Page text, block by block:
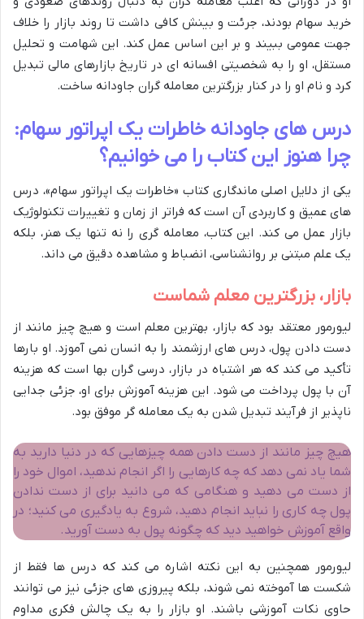
خرید سهام بودند، جرئت و بینش کافی داشت تا روند بازار را خلاف
جهت عمومی ببیند و بر این اساس عمل کند. این شهامت و تحلیل
مستقل، او را به شخصیتی افسانه ای در تاریخ بازارهای مالی تبدیل
کرد و نام او را در کنار بزرگترین معامله گران جاودانه ساخت.
درس های جاودانه خاطرات یک اپراتور سهام:
چرا هنوز این کتاب را می خوانیم؟
یکی از دلایل اصلی ماندگاری کتاب «خاطرات یک اپراتور سهام»، درس
های عمیق و کاربردی آن است که فراتر از زمان و تغییرات تکنولوژیک
بازار عمل می کند. این کتاب، معامله گری را نه تنها یک هنر، بلکه
یک علم مبتنی بر روانشناسی، انضباط و مشاهده دقیق می داند.
بازار، بزرگترین معلم شماست
لیورمور معتقد بود که بازار، بهترین معلم است و هیچ چیز مانند از
دست دادن پول، درس های ارزشمند را به انسان نمی آموزد. او بارها
تأکید می کند که هر اشتباه در بازار، درسی گران بها است که هزینه
آن با پول پرداخت می شود. این هزینه آموزش برای او، جزئی جدایی
ناپذیر از فرآیند تبدیل شدن به یک معامله گر موفق بود.
هیچ چیز مانند از دست دادن همه چیزهایی که در دنیا دارید به
شما یاد نمی دهد که چه کارهایی را اگر انجام ندهید، اموال خود را
از دست می دهید و هنگامی که می دانید برای از دست ندادن
پول چه کاری را نباید انجام دهید، شروع به یادگیری می کنید؛ در
واقع آموزش خواهید دید که چگونه پول به دست آورید.
لیورمور همچنین به این نکته اشاره می کند که درس ها فقط از
شکست ها آموخته نمی شوند، بلکه پیروزی های جزئی نیز می توانند
حاوی نکات آموزشی باشند. او بازار را به یک چالش فکری مداوم